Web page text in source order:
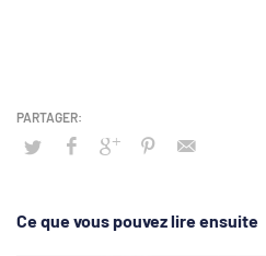
Ce que vous pouvez lire ensuite